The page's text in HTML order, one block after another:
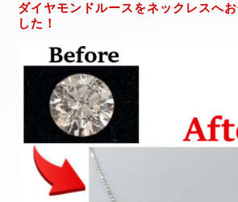
ダイヤモンドルースをネックレスへ
した！